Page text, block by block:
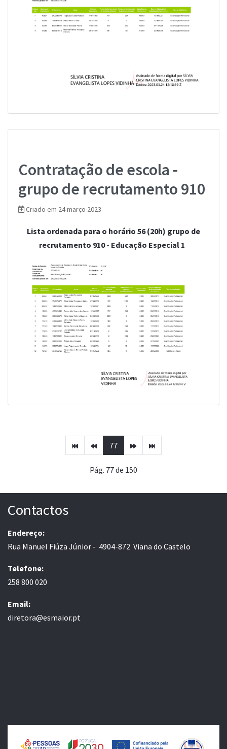
Contratação de escola -
grupo de recrutamento 910
Criado em 24 março 2023
Lista ordenada para o horário 56 (20h) grupo de
recrutamento 910 - Educação Especial 1
77
Pág. 77 de 150
Contactos
Endereço:
Rua Manuel Fiúza Júnior - 4904-872 Viana do Castelo
Telefone:
258 800 020
Email:
diretora@esmaior.pt